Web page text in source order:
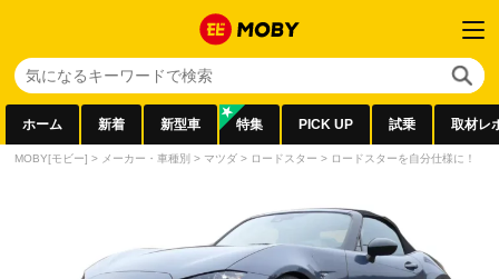
ホーム 新着 新型車 特集 PICK UP 試乗 取材レ
MOBY[モビー] > メーカー・車種別 > マツダ > ロードスター > ロードスターを自分仕様に！